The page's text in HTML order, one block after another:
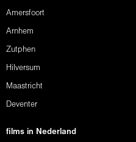
Amersfoort
Arnhem
Zutphen
Hilversum
Maastricht
Deventer
films in Nederland